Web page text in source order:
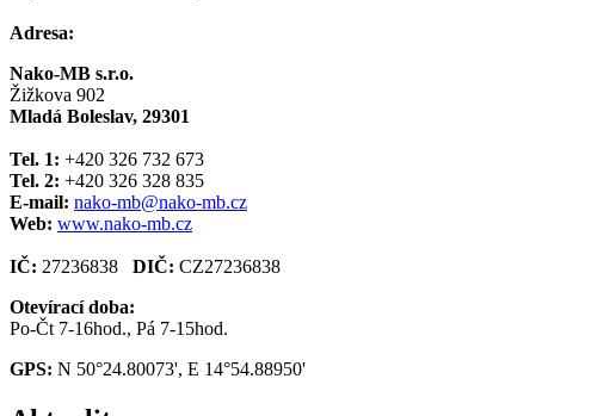
Adresa:
Nako-MB s.r.o.
Žižkova 902
Mladá Boleslav, 29301
Tel. 1: +420 326 732 673
Tel. 2: +420 326 328 835
E-mail: nako-mb@nako-mb.cz
Web: www.nako-mb.cz
IČ: 27236838 DIČ: CZ27236838
Otevírací doba:
Po-Čt 7-16hod., Pá 7-15hod.
GPS: N 50°24.80073', E 14°54.88950'